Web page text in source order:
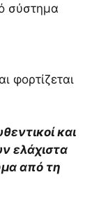
σύστημα
φορτίζεται
και
ελάχιστα
από τη